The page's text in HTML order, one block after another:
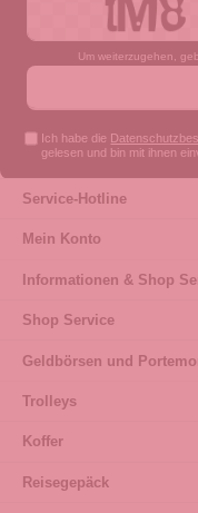
Um weiterzugehen,
Ich habe die
gelesen und bin mit ihnen
Service-Hotline
Mein Konto
Informationen & Shop
Shop Service
Geldbörsen und
Trolleys
Koffer
Reisegepäck